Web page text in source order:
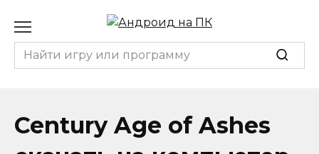
содержанию
Search
for:
Century Age of Ashes